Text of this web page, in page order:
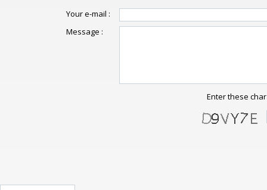
Your e-mail :
Message :
Enter these